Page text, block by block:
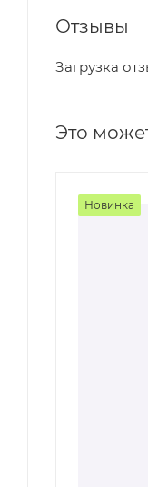
Отзывы
Загрузка
Это
Новинка